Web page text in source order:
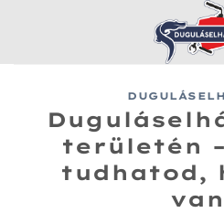
területén
tudhatod,